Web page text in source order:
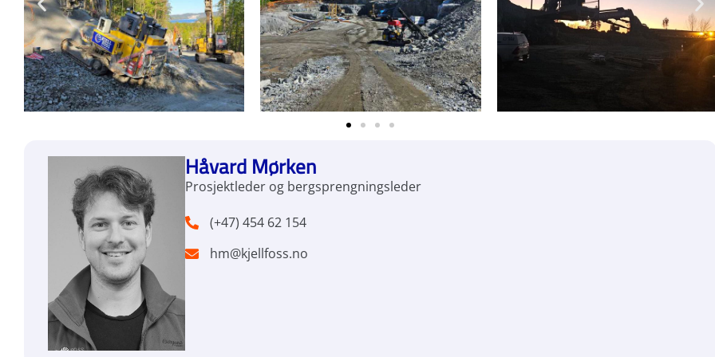
Håvard Mørken
Prosjektleder og bergsprengningsleder
(+47) 454 62 154
hm@kjellfoss.no